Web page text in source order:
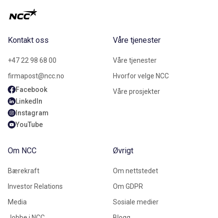
Kontakt oss
+47 22 98 68 00
firmapost@ncc.no
Facebook
LinkedIn
Instagram
YouTube
Våre tjenester
Våre tjenester
Hvorfor velge NCC
Våre prosjekter
Om NCC
Bærekraft
Investor Relations
Media
Øvrigt
Om nettstedet
Om GDPR
Sosiale medier